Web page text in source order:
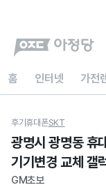
홈 인터넷 가전
후기휴대폰SKT
광명시 광명동 휴
기기변경 교체
실버블루 기기변
GM초보